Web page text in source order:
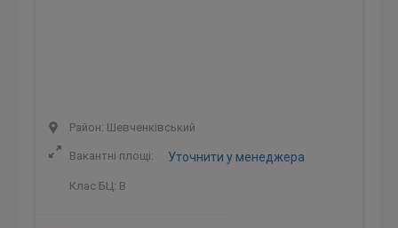
Район: Шевченківський
Вакантні площі: Уточнити у менеджера
Клас БЦ: B